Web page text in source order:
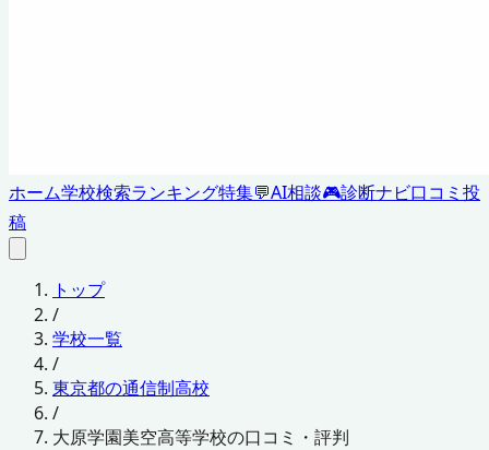
ホーム学校検索ランキング特集💬AI相談🎮診断ナビ口コミ投
稿
トップ
/
学校一覧
/
東京都の通信制高校
/
大原学園美空高等学校の口コミ・評判